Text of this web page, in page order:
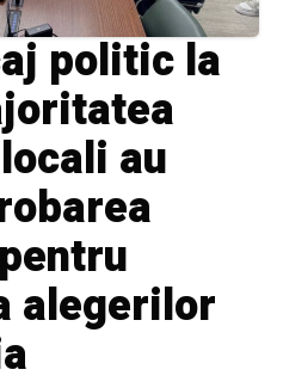
politic la
au
alegerilor